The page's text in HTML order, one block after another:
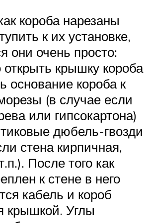
короба нарезаны
к их установке,
они очень просто:
крышку короба
основание короба к
(в случае если
или гипсокартона)
дюбель-гвозди
стена кирпичная,
После того как
к стене в него
кабель и короб
крышкой. Углы